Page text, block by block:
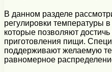
В данном разделе
регулировки температуры
которые позволяют
приготовления пищи.
поддерживают желаемую
равномерное